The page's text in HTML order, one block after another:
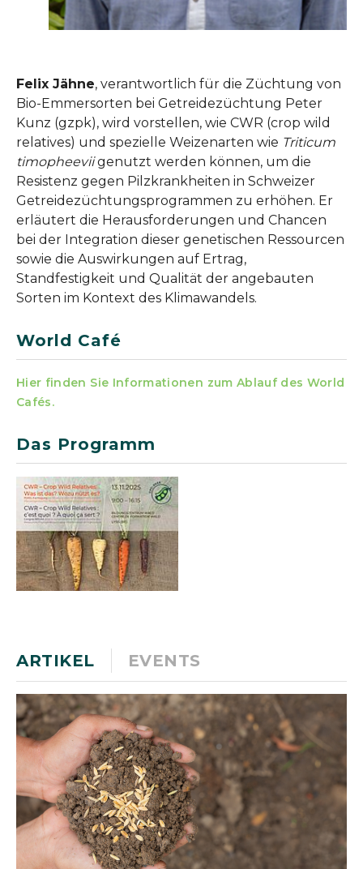
Felix Jähne, verantwortlich für die Züchtung von
Bio-Emmersorten bei Getreidezüchtung Peter
Kunz (gzpk), wird vorstellen, wie CWR (crop wild
relatives) und spezielle Weizenarten wie Triticum
timopheeviigenutzt werden können, um die
Resistenz gegen Pilzkrankheiten in Schweizer
Getreidezüchtungsprogrammen zu erhöhen. Er
erläutert die Herausforderungen und Chancen
bei der Integration dieser genetischen Ressourcen
sowie die Auswirkungen auf Ertrag,
Standfestigkeit und Qualität der angebauten
Sorten im Kontext des Klimawandels.
World Café
Hier finden Sie Informationen zum Ablauf des World
Cafés.
Das Programm
ARTIKEL EVENTS